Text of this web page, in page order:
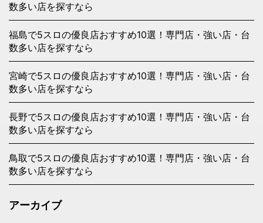
数多い店を探すなら
福島で5スロの優良店おすすめ10選！専門店・強い店・台
数多い店を探すなら
宮崎で5スロの優良店おすすめ10選！専門店・強い店・台
数多い店を探すなら
長野で5スロの優良店おすすめ10選！専門店・強い店・台
数多い店を探すなら
鳥取で5スロの優良店おすすめ10選！専門店・強い店・台
数多い店を探すなら
アーカイブ